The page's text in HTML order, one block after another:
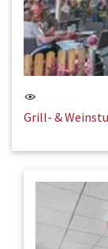
Grill- &